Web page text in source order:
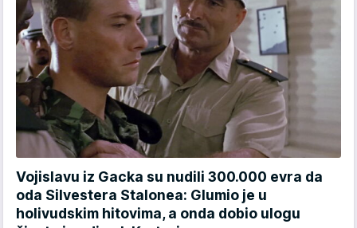
Vojislavu iz Gacka su nudili 300.000 evra da
oda Silvestera Stalonea: Glumio je u
holivudskim hitovima, a onda dobio ulogu